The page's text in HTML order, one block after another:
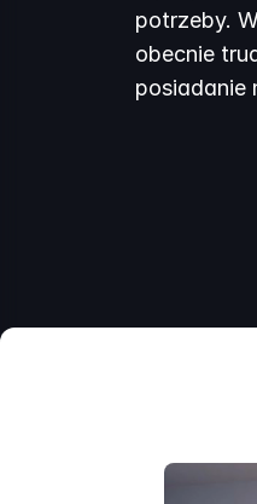
potrzeby.
obecnie
posiadanie